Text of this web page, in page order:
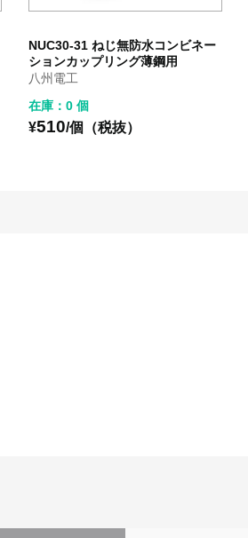
NUC30-31 ねじ無防水コンビネー
ションカップリング薄鋼用
八州電工
在庫：0 個
¥510/個（税抜）